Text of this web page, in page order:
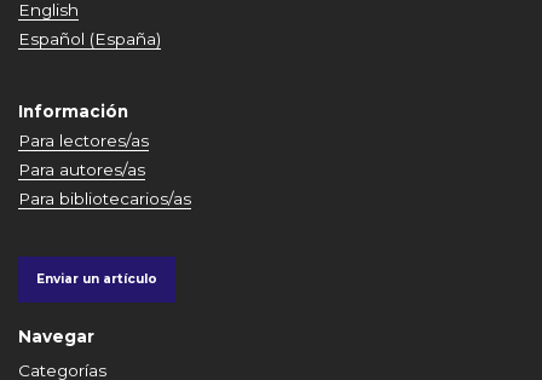
English
Español (España)
Información
Para lectores/as
Para autores/as
Para bibliotecarios/as
Enviar un artículo
Navegar
Categorías